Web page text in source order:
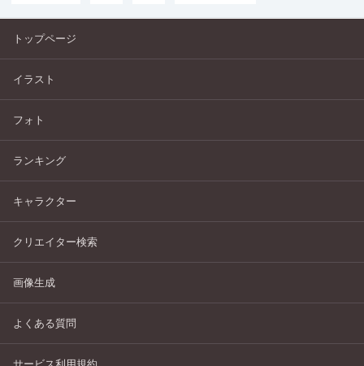
トップページ
イラスト
フォト
ランキング
キャラクター
クリエイター検索
画像生成
よくある質問